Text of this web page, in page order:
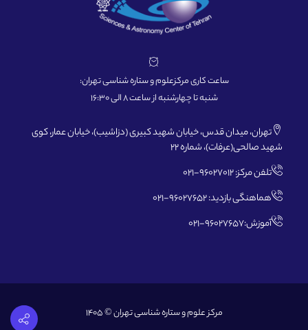
ساعت کاری مرکزعلوم و ستاره شناسی تهران:
شنبه تا چهارشنبه از ساعت 8 الی 16:30
تهران، میدان قدس، خیابان شهید کبیری (دزاشیب)، خیابان عمار، کوی
شهید صالحی(عرفات)، شماره 22
تلفن مرکز: 96027012-021
هماهنگی بازدید: 96027652-021
آموزش:96027657-021
مرکز علوم و ستاره شناسی تهران © 1405